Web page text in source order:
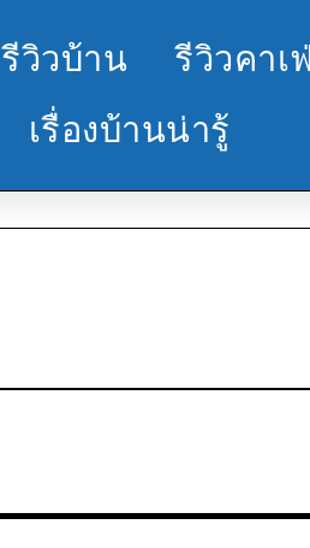
รีวิวบ้าน รีวิวคาเฟ่
เรื่องบ้านน่ารู้